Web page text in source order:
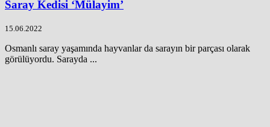
Saray Kedisi ‘Mülayim’
15.06.2022
Osmanlı saray yaşamında hayvanlar da sarayın bir parçası olarak
görülüyordu. Sarayda ...